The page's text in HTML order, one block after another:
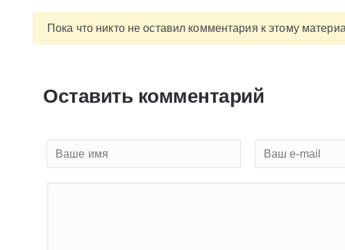
Пока что никто не оставил комментария к этому
Оставить комментарий